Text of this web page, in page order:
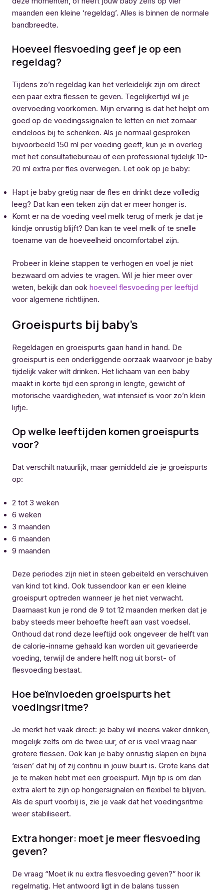
maanden een kleine ‘regeldag’. Alles is binnen de normale
bandbreedte.
Hoeveel flesvoeding geef je op een
regeldag?
Tijdens zo’n regeldag kan het verleidelijk zijn om direct
een paar extra flessen te geven. Tegelijkertijd wil je
overvoeding voorkomen. Mijn ervaring is dat het helpt om
goed op de voedingssignalen te letten en niet zomaar
eindeloos bij te schenken. Als je normaal gesproken
bijvoorbeeld 150 ml per voeding geeft, kun je in overleg
met het consultatiebureau of een professional tijdelijk 10-
20 ml extra per fles overwegen. Let ook op je baby:
Hapt je baby gretig naar de fles en drinkt deze volledig
leeg? Dat kan een teken zijn dat er meer honger is.
Komt er na de voeding veel melk terug of merk je dat je
kindje onrustig blijft? Dan kan te veel melk of te snelle
toename van de hoeveelheid oncomfortabel zijn.
Probeer in kleine stappen te verhogen en voel je niet
bezwaard om advies te vragen. Wil je hier meer over
weten, bekijk dan ook hoeveel flesvoeding per leeftijd
voor algemene richtlijnen.
Groeispurts bij baby’s
Regeldagen en groeispurts gaan hand in hand. De
groeispurt is een onderliggende oorzaak waarvoor je baby
tijdelijk vaker wilt drinken. Het lichaam van een baby
maakt in korte tijd een sprong in lengte, gewicht of
motorische vaardigheden, wat intensief is voor zo’n klein
lijfje.
Op welke leeftijden komen groeispurts
voor?
Dat verschilt natuurlijk, maar gemiddeld zie je groeispurts
op:
2 tot 3 weken
6 weken
3 maanden
6 maanden
9 maanden
Deze periodes zijn niet in steen gebeiteld en verschuiven
van kind tot kind. Ook tussendoor kan er een kleine
groeispurt optreden wanneer je het niet verwacht.
Daarnaast kun je rond de 9 tot 12 maanden merken dat je
baby steeds meer behoefte heeft aan vast voedsel.
Onthoud dat rond deze leeftijd ook ongeveer de helft van
de calorie-inname gehaald kan worden uit gevarieerde
voeding, terwijl de andere helft nog uit borst- of
flesvoeding bestaat.
Hoe beïnvloeden groeispurts het
voedingsritme?
Je merkt het vaak direct: je baby wil ineens vaker drinken,
mogelijk zelfs om de twee uur, of er is veel vraag naar
grotere flessen. Ook kan je baby onrustig slapen en bijna
‘eisen’ dat hij of zij continu in jouw buurt is. Grote kans dat
je te maken hebt met een groeispurt. Mijn tip is om dan
extra alert te zijn op hongersignalen en flexibel te blijven.
Als de spurt voorbij is, zie je vaak dat het voedingsritme
weer stabiliseert.
Extra honger: moet je meer flesvoeding
geven?
De vraag “Moet ik nu extra flesvoeding geven?” hoor ik
regelmatig. Het antwoord ligt in de balans tussen